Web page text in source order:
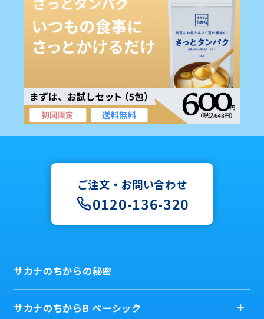
ご注文・お問い合わせ
0120-136-320
サカナのちからの秘密
サカナのちからB ベーシック